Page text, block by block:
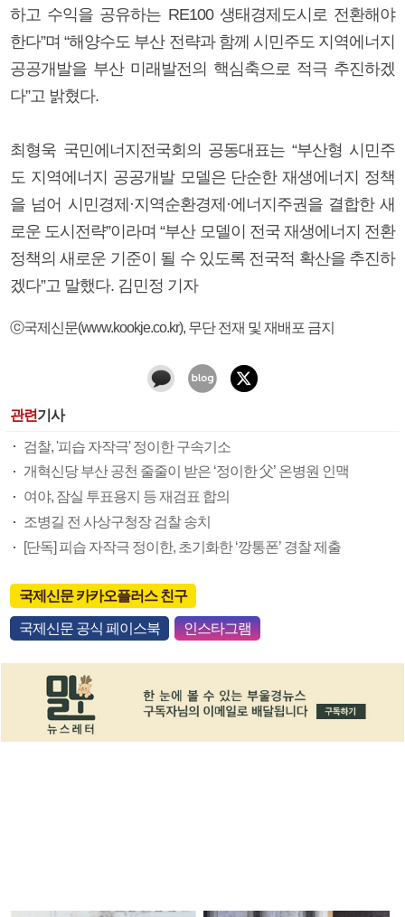
하고 수익을 공유하는 RE100 생태경제도시로 전환해야
한다”며 “해양수도 부산 전략과 함께 시민주도 지역에너지
공공개발을 부산 미래발전의 핵심축으로 적극 추진하겠
다”고 밝혔다.
최형욱 국민에너지전국회의 공동대표는 “부산형 시민주
도 지역에너지 공공개발 모델은 단순한 재생에너지 정책
을 넘어 시민경제·지역순환경제·에너지주권을 결합한 새
로운 도시전략”이라며 “부산 모델이 전국 재생에너지 전환
정책의 새로운 기준이 될 수 있도록 전국적 확산을 추진하
겠다”고 말했다. 김민정 기자
ⓒ국제신문(www.kookje.co.kr), 무단 전재 및 재배포 금지
관련기사
검찰, '피습 자작극' 정이한 구속기소
개혁신당 부산 공천 줄줄이 받은 ‘정이한 父’ 온병원 인맥
여야, 잠실 투표용지 등 재검표 합의
조병길 전 사상구청장 검찰 송치
[단독] 피습 자작극 정이한, 초기화한 ‘깡통폰’ 경찰 제출
국제신문 카카오플러스 친구
국제신문 공식 페이스북 인스타그램